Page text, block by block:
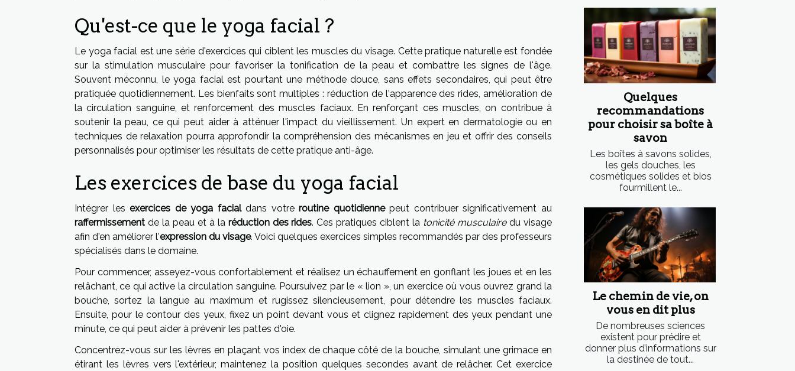
Qu'est-ce que le yoga facial ?
Le yoga facial est une série d'exercices qui ciblent les muscles du visage. Cette pratique naturelle est fondée
sur la stimulation musculaire pour favoriser la tonification de la peau et combattre les signes de l'âge.
Souvent méconnu, le yoga facial est pourtant une méthode douce, sans effets secondaires, qui peut être
pratiquée quotidiennement. Les bienfaits sont multiples : réduction de l'apparence des rides, amélioration de
la circulation sanguine, et renforcement des muscles faciaux. En renforçant ces muscles, on contribue à
soutenir la peau, ce qui peut aider à atténuer l'impact du vieillissement. Un expert en dermatologie ou en
techniques de relaxation pourra approfondir la compréhension des mécanismes en jeu et offrir des conseils
personnalisés pour optimiser les résultats de cette pratique anti-âge.
Les exercices de base du yoga facial
Intégrer lesexercices de yoga facialdans votreroutine quotidiennepeut contribuer significativement au
raffermissement de la peau et à la réduction des rides. Ces pratiques ciblent la tonicité musculairedu visage
afin d'en améliorer l'expression du visage. Voici quelques exercices simples recommandés par des professeurs
spécialisés dans le domaine.
Pour commencer, asseyez-vous confortablement et réalisez un échauffement en gonflant les joues et en les
relâchant, ce qui active la circulation sanguine. Poursuivez par le « lion », un exercice où vous ouvrez grand la
bouche, sortez la langue au maximum et rugissez silencieusement, pour détendre les muscles faciaux.
Ensuite, pour le contour des yeux, fixez un point devant vous et clignez rapidement des yeux pendant une
minute, ce qui peut aider à prévenir les pattes d'oie.
Concentrez-vous sur les lèvres en plaçant vos index de chaque côté de la bouche, simulant une grimace en
étirant les lèvres vers l'extérieur, maintenez la position quelques secondes avant de relâcher. Cet exercice
Quelques
recommandations
pour choisir sa boîte à
savon
Les boîtes à savons solides,
les gels douches, les
cosmétiques solides et bios
fourmillent le...
Le chemin de vie, on
vous en dit plus
De nombreuses sciences
existent pour prédire et
donner plus d’informations sur
la destinée de tout...